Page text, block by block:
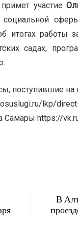
участие
итогах работы
садах,
поступившие на
lkp/
Самары https://
В